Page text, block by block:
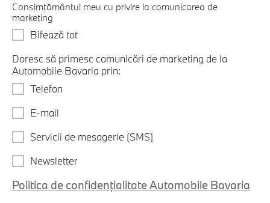
Consimțământul meu cu privire la comunicarea de
marketing
Bifează tot
Doresc să primesc comunicări de marketing de la
Automobile Bavaria prin:
Telefon
E-mail
Servicii de mesagerie (SMS)
Newsletter
Politica de confidențialitate Automobile Bavaria